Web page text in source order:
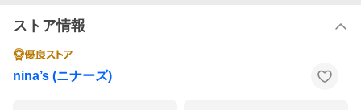
ストア情報
nina’s (ニナーズ)